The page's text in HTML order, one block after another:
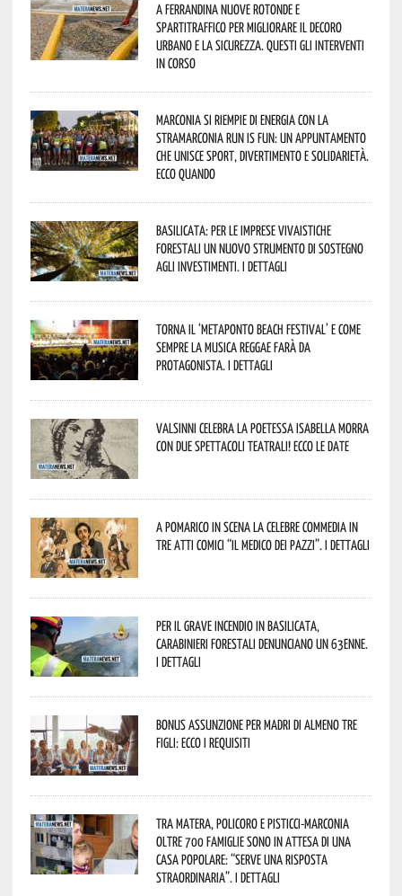
A Ferrandina nuove rotonde e
spartitraffico per migliorare il decoro
urbano e la sicurezza. Questi gli interventi
in corso
Marconia si riempie di energia con la
StraMarconia Run is Fun: un appuntamento
che unisce sport, divertimento e solidarietà.
Ecco quando
Basilicata: per le imprese vivaistiche
forestali un nuovo strumento di sostegno
agli investimenti. I dettagli
Torna il ‘Metaponto beach festival’ e come
sempre la musica reggae farà da
protagonista. I dettagli
Valsinni celebra la poetessa Isabella Morra
con due spettacoli teatrali! Ecco le date
A Pomarico in scena la celebre commedia in
tre atti comici “Il medico dei pazzi”. I dettagli
Per il grave incendio in Basilicata,
Carabinieri forestali denunciano un 63enne.
I dettagli
Bonus assunzione per madri di almeno tre
figli: ecco i requisiti
Tra Matera, Policoro e Pisticci-Marconia
oltre 700 famiglie sono in attesa di una
casa popolare: “serve una risposta
straordinaria”. I dettagli